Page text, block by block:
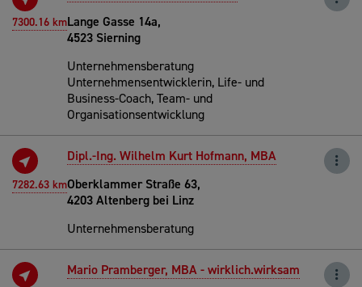
7300.16 kmLange Gasse 14a,
4523 Sierning
Unternehmensberatung
Unternehmensentwicklerin, Life- und
Business-Coach, Team- und
Organisationsentwicklung
7282.63 km
Dipl.-Ing. Wilhelm Kurt Hofmann, MBA
Oberklammer Straße 63,
4203 Altenberg bei Linz
Unternehmensberatung
Mario Pramberger, MBA - wirklich.wirksam